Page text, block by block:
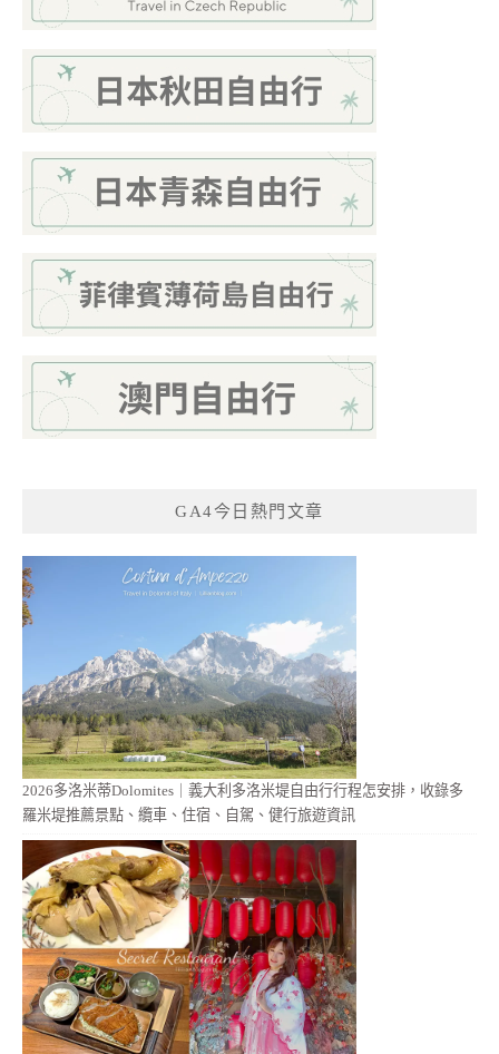
GA4今日熱門文章
2026多洛米蒂Dolomites｜義大利多洛米堤自由行行程怎安排，收錄多
羅米堤推薦景點、纜車、住宿、自駕、健行旅遊資訊